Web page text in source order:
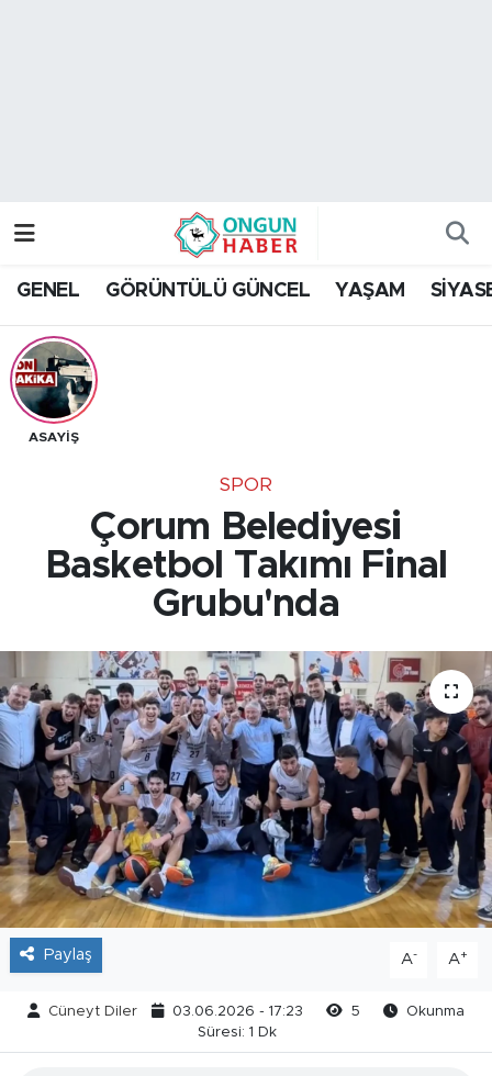
GENEL GÖRÜNTÜLÜ GÜNCEL YAŞAM
ASAYİŞ
SPOR
Çorum Belediyesi
Basketbol Takımı Final
Grubu'nda
Paylaş A- A+
Cüneyt Diler 03.06.2026 - 17:23 5
Okunma
Süresi: 1 Dk
Trafik Durumu
Tüm Manşetler
Son Dakika Haberleri